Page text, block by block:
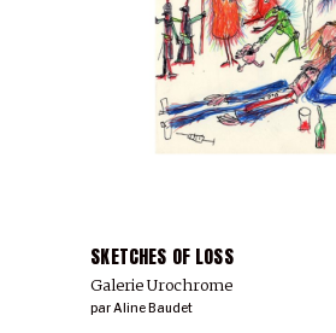
SKETCHES OF LOSS
Galerie Urochrome
parAline Baudet